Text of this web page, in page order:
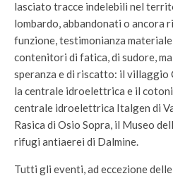
lasciato tracce indelebili nel
lombardo, abbandonati o
funzione, testimonianza
contenitori di fatica, di sudore,
speranza e di riscatto: il villaggio
la centrale idroelettrica e il
centrale idroelettrica Italgen di
Rasica di Osio Sopra, il Museo
rifugi antiaerei di Dalmine.
Tutti gli eventi, ad eccezione